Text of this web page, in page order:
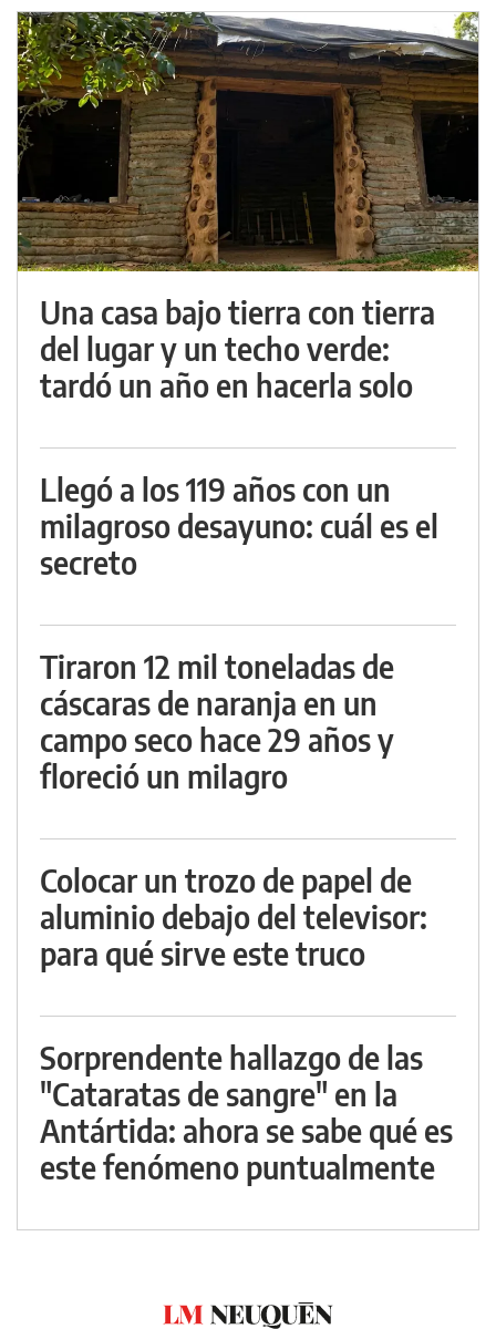
Una casa bajo tierra con tierra
del lugar y un techo verde:
tardó un año en hacerla solo
Llegó a los 119 años con un
milagroso desayuno: cuál es el
secreto
Tiraron 12 mil toneladas de
cáscaras de naranja en un
campo seco hace 29 años y
floreció un milagro
Colocar un trozo de papel de
aluminio debajo del televisor:
para qué sirve este truco
Sorprendente hallazgo de las
"Cataratas de sangre" en la
Antártida: ahora se sabe qué es
este fenómeno puntualmente